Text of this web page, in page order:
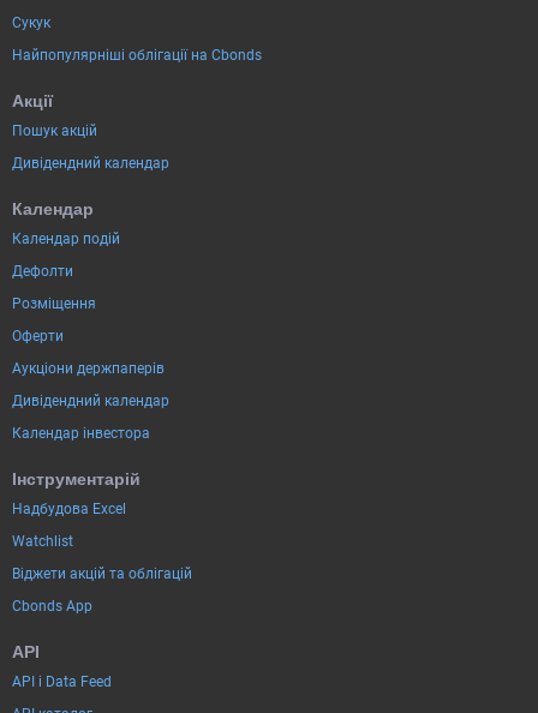
Сукук
Найпопулярніші облігації на Cbonds
Акції
Пошук акцій
Дивідендний календар
Календар
Календар подій
Дефолти
Розміщення
Оферти
Аукціони держпаперів
Дивідендний календар
Календар інвестора
Інструментарій
Надбудова Excel
Watchlist
Віджети акцій та облігацій
Cbonds App
API
API і Data Feed